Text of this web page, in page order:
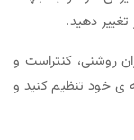
تغییر دهید.
روشنی، کنتراست و
ی خود تنظیم کنید و